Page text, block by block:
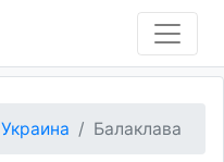
Украина Балаклава